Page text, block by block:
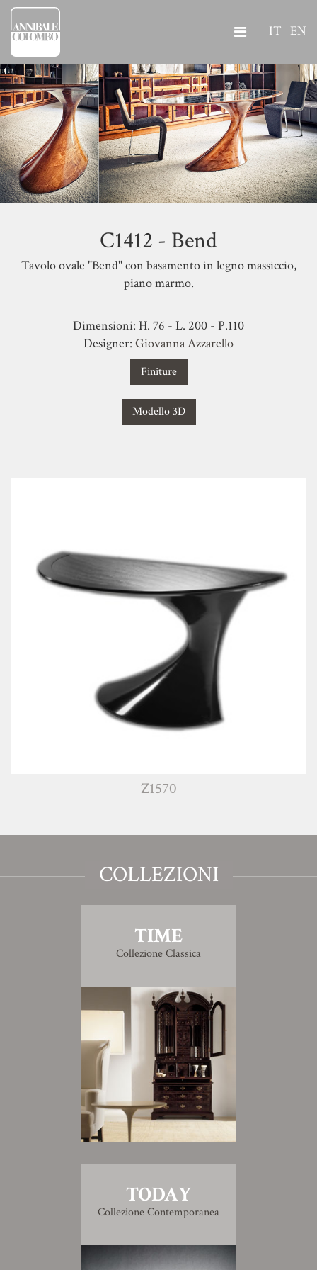
IT EN
C1412 - Bend
Tavolo ovale "Bend" con basamento in legno massiccio,
piano marmo.
Dimensioni: H. 76 - L. 200 - P.110
Designer: Giovanna Azzarello
Finiture
Modello 3D
Z1570
COLLEZIONI
TIME
Collezione Classica
TODAY
Collezione Contemporanea